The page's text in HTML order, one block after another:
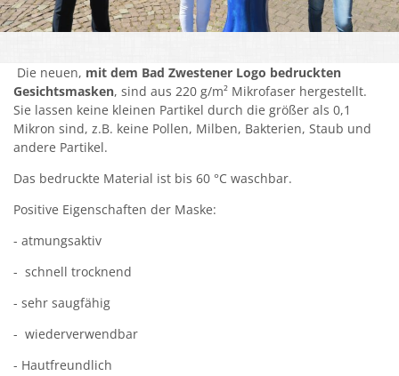
Kirchen
Kleiderkammer "Aus 2ter Hand"
Schulen
Seniorenarbeit, Gemeindepflegerin
Umwelt
Vereine
Die neuen, mit dem Bad Zwestener Logo bedruckten
Gesichtsmasken, sind aus 220 g/m² Mikrofaser hergestellt.
Sie lassen keine kleinen Partikel durch die größer als 0,1
Mikron sind, z.B. keine Pollen, Milben, Bakterien, Staub und
andere Partikel.
Das bedruckte Material ist bis 60 °C waschbar.
Positive Eigenschaften der Maske:
- atmungsaktiv
- schnell trocknend
- sehr saugfähig
- wiederverwendbar
- Hautfreundlich